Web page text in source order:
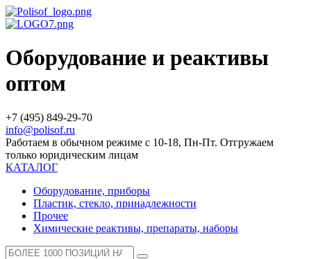
Оборудование и реактивы
оптом
+7 (495) 849-29-70
info@polisof.ru
Работаем в обычном режиме с 10-18, Пн-Пт. Отгружаем
только юридическим лицам
КАТАЛОГ
Оборудование, приборы
Пластик, стекло, принадлежности
Прочее
Химические реактивы, препараты, наборы